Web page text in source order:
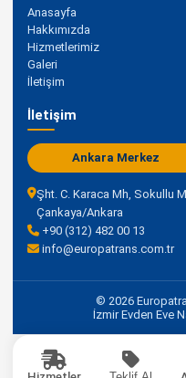
Anasayfa
Hakkımızda
Hizmetlerimiz
Galeri
İletişim
İletişim
Ankara Merkez
Şht. C. Karaca Mh, Sokullu
Çankaya/Ankara
+90 (312) 482 00 13
info@europatrans.com.tr
© 2026
İzmir Evden Eve